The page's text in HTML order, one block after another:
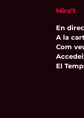
Mira’t
En
A la
Com
El